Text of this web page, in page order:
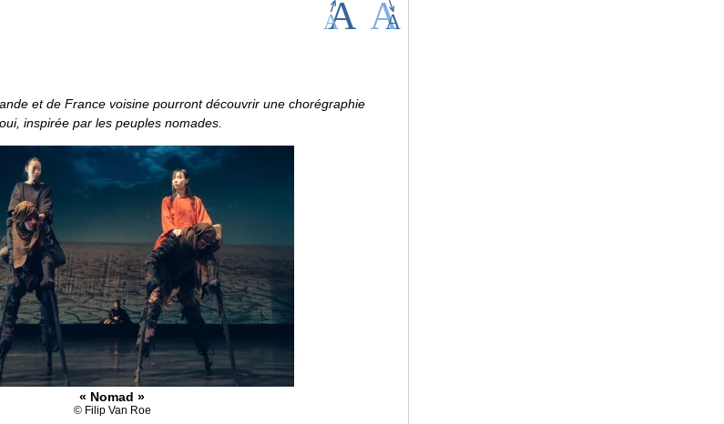
et de France voisine pourront découvrir une chorégraphie
inspirée par les peuples nomades.
« Nomad »
© Filip Van Roe